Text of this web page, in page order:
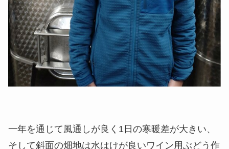
一年を通じて風通しが良く1日の寒暖差が大きい、
そして斜面の畑地は水はけが良いワイン用ぶどう作